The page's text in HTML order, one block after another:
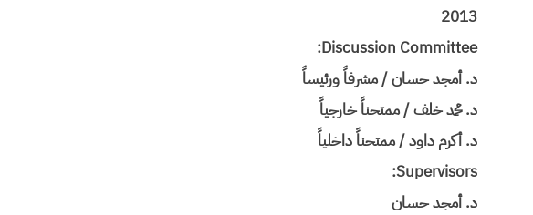
2013
Discussion Committee:
د. أمجد حسان / مشرفاً ورئيساً
د. محمد خلف / ممتحناً خارجياً
د. أكرم داود / ممتحناً داخلياً
Supervisors:
د. أمجد حسان